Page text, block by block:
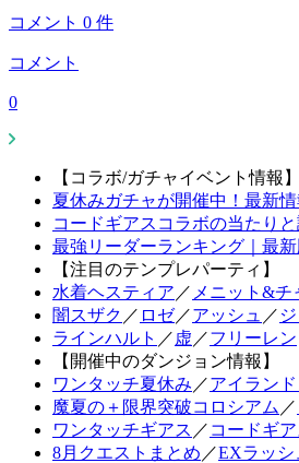
コメント 0 件
コメント
0
【コラボ/ガチャイベント情報】
夏休みガチャが開催中！最新
コードギアスコラボの当たり
最強リーダーランキング｜最新
【注目のテンプレパーティ】
水着ヘスティア ／ メニット&チ
闇スザク ／ ロゼ／アッシュ ／
ラインハルト ／ 虚 ／フリーレン
【開催中のダンジョン情報】
ワンタッチ夏休み ／アイラン
魔夏の＋限界突破コロシアム ／
ワンタッチギアス ／ コードギ
8月クエストまとめ ／EXラッシ